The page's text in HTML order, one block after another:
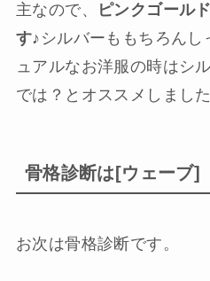
主なので、
ピンクゴール
す♪ シルバーももちろん
ュアルなお洋服の時はシ
では？とオススメしまし
骨格診断は[ウェーブ]
お次は骨格診断です。